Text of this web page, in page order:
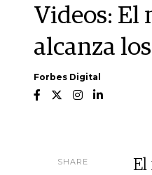
Videos: El
alcanza
Forbes Digital
SHARE
El